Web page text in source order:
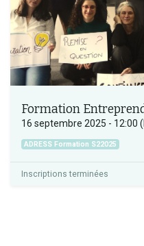
16 septembre 2025 - 12:00 (
ADRESS Formation S22025
Inscriptions terminées